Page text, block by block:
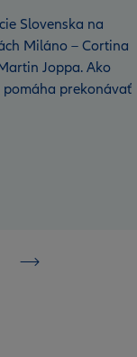
Slovenska na
Miláno – Cortina
Joppa. Ako
prekonávať